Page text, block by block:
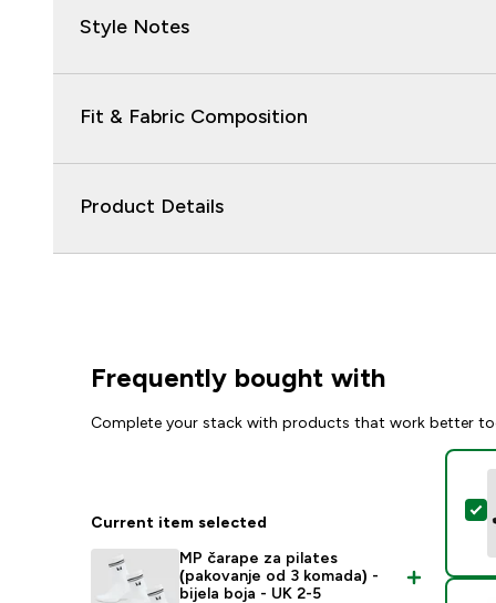
Style Notes
Fit & Fabric Composition
Product Details
Frequently bought with
Complete your stack with products that work better
Current item selected
MP čarape za pilates
(pakovanje od 3 komada) -
bijela boja - UK 2-5